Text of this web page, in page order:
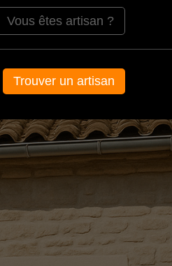
Vous êtes artisan ?
Trouver un artisan